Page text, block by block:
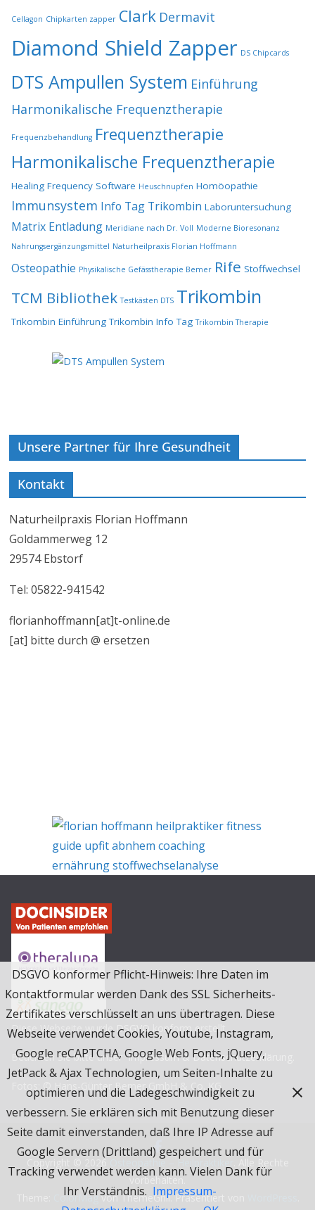
Cellagon Chipkarten zapper Clark Dermavit
Diamond Shield Zapper DS Chipcards
DTS Ampullen System Einführung
Harmonikalische Frequenztherapie
Frequenzbehandlung Frequenztherapie
Harmonikalische Frequenztherapie
Healing Frequency Software Heuschnupfen Homöopathie
Immunsystem Info Tag Trikombin Laboruntersuchung
Matrix Entladung Meridiane nach Dr. Voll Moderne Bioresonanz
Nahrungsergänzungsmittel Naturheilpraxis Florian Hoffmann
Osteopathie Physikalische Gefässtherapie Bemer Rife Stoffwechsel
TCM Bibliothek Testkästen DTS Trikombin
Trikombin Einführung Trikombin Info Tag Trikombin Therapie
Unsere Partner für Ihre Gesundheit
Kontakt
Naturheilpraxis Florian Hoffmann
Goldammerweg 12
29574 Ebstorf
Tel: 05822-941542
florianhoffmann[at]t-online.de
[at] bitte durch @ ersetzen
Diese Webseite wurde DSGVOkonform erstellt.
Beachten Sie bitte unserImpressum & Datenschutzerklärung.
Fotos: © Hans-Günter Berner GmbH & Co. KG
Copyright © 2026 Osteopathie – Heilpraktiker
ColorMagvon ThemeGrill. Präsentiert von
DSGVO konformer Pflicht-Hinweis: Ihre Daten im
Kontaktformular werden Dank des SSL Sicherheits-
Zertifikates verschlüsselt an uns übertragen. Diese
Webseite verwendet Cookies, Youtube, Instagram,
Google reCAPTCHA, Google Web Fonts, jQuery,
JetPack & Ajax Technologien, um Seiten-Inhalte zu
optimieren und die Ladegeschwindigkeit zu
verbessern. Sie erklären sich mit Benutzung dieser
Seite damit einverstanden, daß Ihre IP Adresse auf
Google Servern (Drittland) gespeichert und für
Tracking verwendet werden kann. Vielen Dank für
Ihr Verständnis. Impressum-